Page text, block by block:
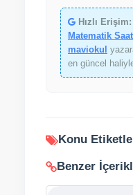
Hızlı Erişim:
Matematik
maviokul
en güncel
Konu
Benzer